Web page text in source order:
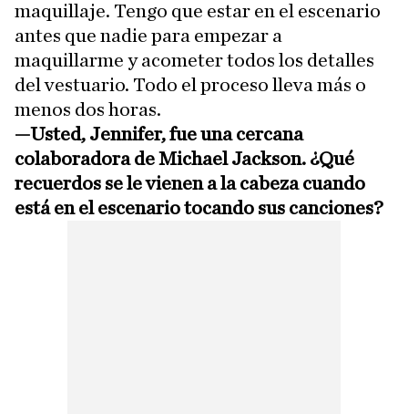
maquillaje. Tengo que estar en el escenario
antes que nadie para empezar a
maquillarme y acometer todos los detalles
del vestuario. Todo el proceso lleva más o
menos dos horas.
—Usted, Jennifer, fue una cercana
colaboradora de Michael Jackson. ¿Qué
recuerdos se le vienen a la cabeza cuando
está en el escenario tocando sus canciones?